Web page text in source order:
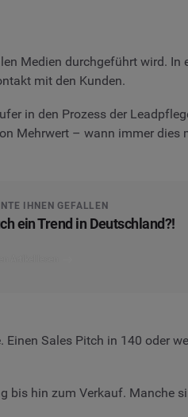
Medien durchgeführt wird.
mit den Kunden.
in den Prozess der
Mehrwert – wann immer
IHNEN GEFALLEN
ein Trend in Deutschland?!
Sales Pitch in 140 oder
bis hin zum Verkauf. Manche